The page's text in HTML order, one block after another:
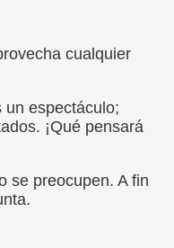
cualquier
un espectáculo;
¡Qué pensará
se preocupen. A fin
Visual